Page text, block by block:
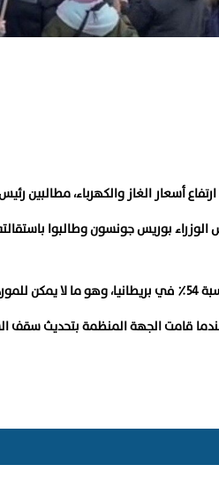
أسعار الغاز والكهرباء، مطالبين
بوريس جونسون وطالبوا
عندما قامت الجهة المنظمة بتحديث سقف